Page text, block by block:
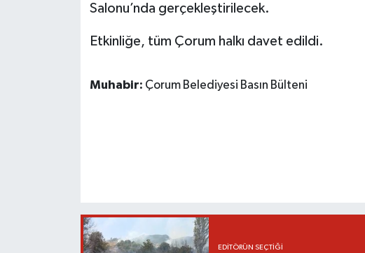
Salonu’nda gerçekleştirilecek.
Etkinliğe, tüm Çorum halkı davet edildi.
Muhabir: Çorum Belediyesi Basın Bülteni
EDITÖRÜN SEÇTIĞI